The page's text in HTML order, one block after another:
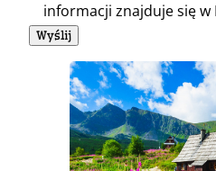
informacji znajduje się w